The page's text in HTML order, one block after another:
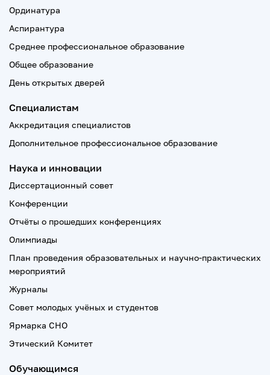
Ординатура
Аспирантура
Среднее профессиональное образование
Общее образование
День открытых дверей
Специалистам
Аккредитация специалистов
Дополнительное профессиональное образование
Наука и инновации
Диссертационный совет
Конференции
Отчёты о прошедших конференциях
Олимпиады
План проведения образовательных и научно-практических
мероприятий
Журналы
Совет молодых учёных и студентов
Ярмарка СНО
Этический Комитет
Обучающимся